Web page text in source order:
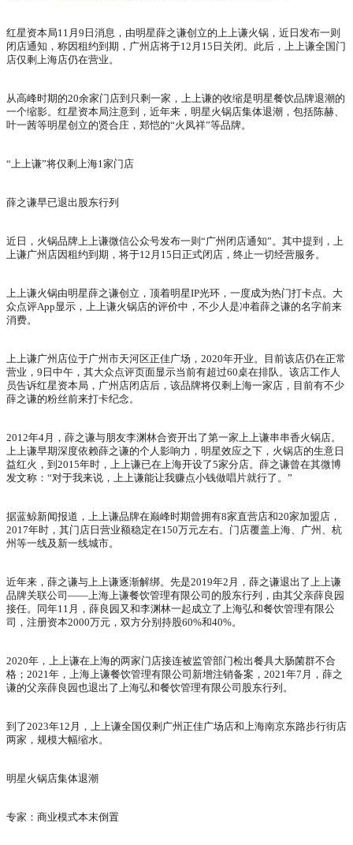
红星资本局11月9日消息，由明星薛之谦创立的上上谦火锅，近日发布一则
闭店通知，称因租约到期，广州店将于12月15日关闭。此后，上上谦全国门
店仅剩上海店仍在营业。
从高峰时期的20余家门店到只剩一家，上上谦的收缩是明星餐饮品牌退潮的
一个缩影。红星资本局注意到，近年来，明星火锅店集体退潮，包括陈赫、
叶一茜等明星创立的贤合庄，郑恺的“火凤祥”等品牌。
“上上谦”将仅剩上海1家门店
薛之谦早已退出股东行列
近日，火锅品牌上上谦微信公众号发布一则“广州闭店通知”。其中提到，上
上谦广州店因租约到期，将于12月15日正式闭店，终止一切经营服务。
上上谦火锅由明星薛之谦创立，顶着明星IP光环，一度成为热门打卡点。大
众点评App显示，上上谦火锅店的评价中，不少人是冲着薛之谦的名字前来
消费。
上上谦广州店位于广州市天河区正佳广场，2020年开业。目前该店仍在正常
营业，9日中午，其大众点评页面显示当前有超过60桌在排队。该店工作人
员告诉红星资本局，广州店闭店后，该品牌将仅剩上海一家店，目前有不少
薛之谦的粉丝前来打卡纪念。
2012年4月，薛之谦与朋友李渊林合资开出了第一家上上谦串串香火锅店。
上上谦早期深度依赖薛之谦的个人影响力，明星效应之下，火锅店的生意日
益红火，到2015年时，上上谦已在上海开设了5家分店。薛之谦曾在其微博
发文称：“对于我来说，上上谦能让我赚点小钱做唱片就行了。”
据蓝鲸新闻报道，上上谦品牌在巅峰时期曾拥有8家直营店和20家加盟店，
2017年时，其门店日营业额稳定在150万元左右。门店覆盖上海、广州、杭
州等一线及新一线城市。
近年来，薛之谦与上上谦逐渐解绑。先是2019年2月，薛之谦退出了上上谦
品牌关联公司——上海上谦餐饮管理有限公司的股东行列，由其父亲薛良园
接任。同年11月，薛良园又和李渊林一起成立了上海弘和餐饮管理有限公
司，注册资本2000万元，双方分别持股60%和40%。
2020年，上上谦在上海的两家门店接连被监管部门检出餐具大肠菌群不合
格；2021年，上海上谦餐饮管理有限公司新增注销备案，2021年7月，薛之
谦的父亲薛良园也退出了上海弘和餐饮管理有限公司股东行列。
到了2023年12月，上上谦全国仅剩广州正佳广场店和上海南京东路步行街店
两家，规模大幅缩水。
明星火锅店集体退潮
专家：商业模式本末倒置